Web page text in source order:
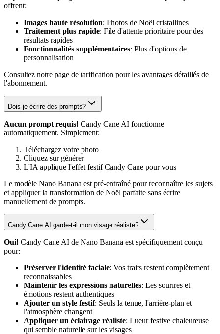
offrent:
Images haute résolution: Photos de Noël cristallines
Traitement plus rapide: File d'attente prioritaire pour des
résultats rapides
Fonctionnalités supplémentaires: Plus d'options de
personnalisation
Consultez notre page de tarification pour les avantages détaillés de
l'abonnement.
Dois-je écrire des prompts?
Aucun prompt requis! Candy Cane AI fonctionne
automatiquement. Simplement:
Téléchargez votre photo
Cliquez sur générer
L'IA applique l'effet festif Candy Cane pour vous
Le modèle Nano Banana est pré-entraîné pour reconnaître les sujets
et appliquer la transformation de Noël parfaite sans écrire
manuellement de prompts.
Candy Cane AI garde-t-il mon visage réaliste?
Oui! Candy Cane AI de Nano Banana est spécifiquement conçu
pour:
Préserver l'identité faciale: Vos traits restent complètement
reconnaissables
Maintenir les expressions naturelles: Les sourires et
émotions restent authentiques
Ajouter un style festif: Seuls la tenue, l'arrière-plan et
l'atmosphère changent
Appliquer un éclairage réaliste: Lueur festive chaleureuse
qui semble naturelle sur les visages